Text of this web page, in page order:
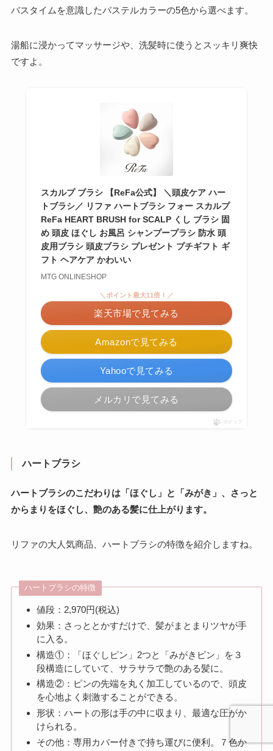
バスタイムを意識したパステルカラーの5色から選べます。
湯船に浸かってマッサージや、洗髪時に使うとスッキリ爽快
ですよ。
スカルプ ブラシ 【ReFa公式】 ＼頭皮ケア ハー
トブラシ／ リファ ハートブラシ フォー スカルプ
ReFa HEART BRUSH for SCALP くし ブラシ 固
め 頭皮 ほぐし お風呂 シャンプープラシ 防水 頭
皮用ブラシ 頭皮ブラシ プレゼント プチギフト ギ
フト ヘアケア かわいい
MTG ONLINESHOP
Amazonで見てみる
＼ポイント最大11倍！／
楽天市場で見てみる
Yahooで見てみる
メルカリで見てみる
ポチップ
ハートブラシ
ハートブラシのこだわりは「ほぐし」と「みがき」、さっと
からまりをほぐし、艶のある髪に仕上がります。
リファの大人気商品、ハートブラシの特徴を紹介しますね。
ハートブラシの特徴
値段：2,970円(税込)
効果：さっととかすだけで、髪がまとまりツヤが手
に入る。
構造①：「ほぐしピン」2つと「みがきピン」を３
段構造にしていて、サラサラで艶のある髪に。
構造②：ピンの先端を丸く加工しているので、頭皮
を心地よく刺激することができる。
形状：ハートの形は手の中に収まり、最適な圧がか
けられる。
その他：専用カバー付きで持ち運びに便利。７色か